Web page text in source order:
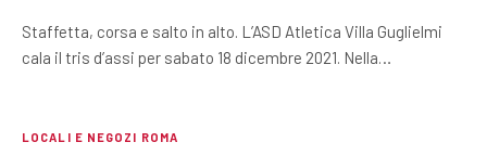
Staffetta, corsa e salto in alto. L’ASD Atletica Villa Guglielmi
cala il tris d’assi per sabato 18 dicembre 2021. Nella…
LOCALI E NEGOZI ROMA